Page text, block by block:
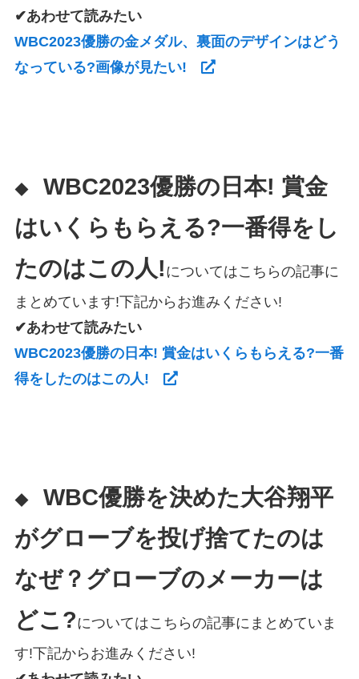
✔あわせて読みたい
WBC2023優勝の金メダル、裏面のデザインはどう
なっている?画像が見たい!
◆ WBC2023優勝の日本! 賞金
はいくらもらえる?一番得をし
たのはこの人! についてはこちらの記事に
まとめています!下記からお進みください!
✔あわせて読みたい
WBC2023優勝の日本! 賞金はいくらもらえる?一番
得をしたのはこの人!
◆ WBC優勝を決めた大谷翔平
がグローブを投げ捨てたのは
なぜ？グローブのメーカーは
どこ?についてはこちらの記事にまとめていま
す!下記からお進みください!